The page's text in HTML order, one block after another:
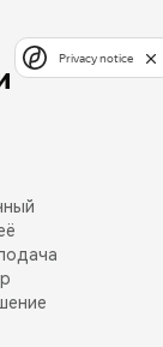
Privacy notice